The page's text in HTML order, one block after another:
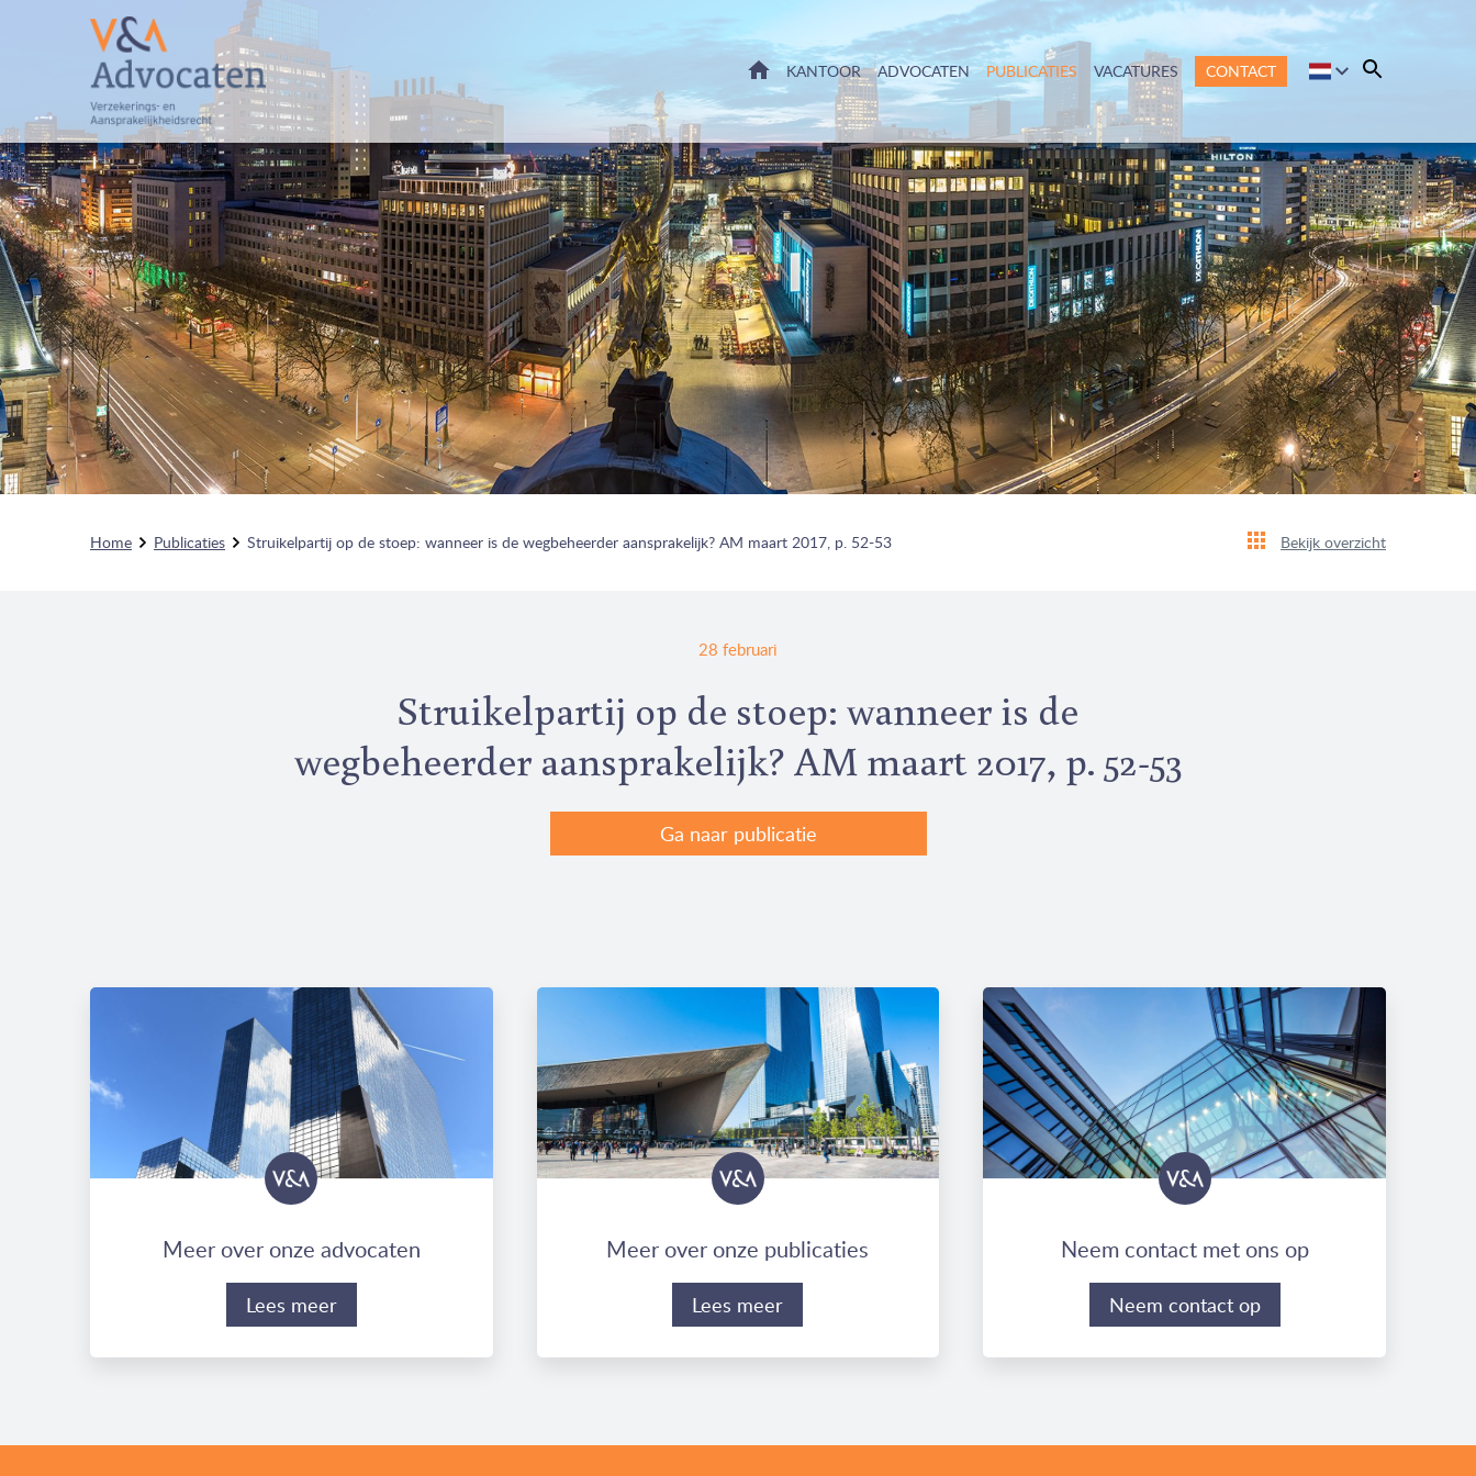
HOMEKANTOOR ADVOCATEN PUBLICATIES VACATURES CONTACT
Home Publicaties Struikelpartij op de stoep: wanneer is de wegbeheerder aansprakelijk? AM maart 2017, p. 52-53 Bekijk overzicht
28 februari
Struikelpartij op de stoep: wanneer is de
wegbeheerder aansprakelijk? AM maart 2017, p. 52-53
Ga naar publicatie
Meer over onze advocaten
Lees meer
Meer over onze publicaties
Lees meer
Neem contact met ons op
Neem contact op